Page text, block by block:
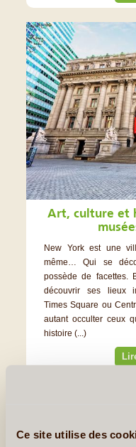
Ce site utilise des
Art, culture et
New York est une
même… Qui se
possède de facettes.
découvrir ses lieux
Times Square ou
autant occulter ceux
histoire (...)